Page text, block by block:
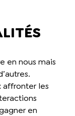
en nous mais
affronter les
en